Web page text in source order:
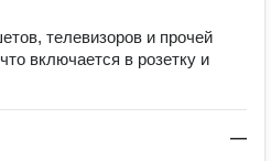
телевизоров и прочей
включается в розетку и
—